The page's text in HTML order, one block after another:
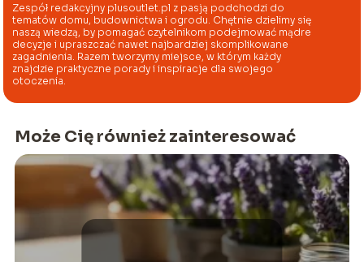
Zespół redakcyjny plusoutlet.pl z pasją podchodzi do
tematów domu, budownictwa i ogrodu. Chętnie dzielimy się
naszą wiedzą, by pomagać czytelnikom podejmować mądre
decyzje i upraszczać nawet najbardziej skomplikowane
zagadnienia. Razem tworzymy miejsce, w którym każdy
znajdzie praktyczne porady i inspiracje dla swojego
otoczenia.
Może Cię również zainteresować